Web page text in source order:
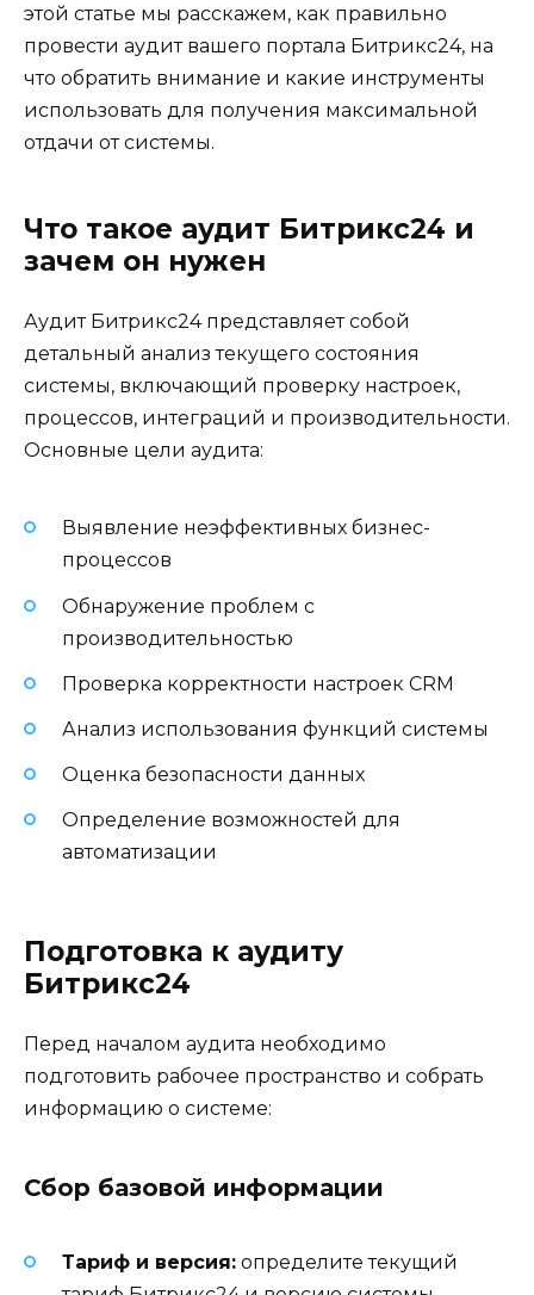
этой статье мы расскажем, как правильно
провести аудит вашего портала Битрикс24, на
что обратить внимание и какие инструменты
использовать для получения максимальной
отдачи от системы.
Что такое аудит Битрикс24 и
зачем он нужен
Аудит Битрикс24 представляет собой
детальный анализ текущего состояния
системы, включающий проверку настроек,
процессов, интеграций и производительности.
Основные цели аудита:
Выявление неэффективных бизнес-
процессов
Обнаружение проблем с
производительностью
Проверка корректности настроек CRM
Анализ использования функций системы
Оценка безопасности данных
Определение возможностей для
автоматизации
Подготовка к аудиту
Битрикс24
Перед началом аудита необходимо
подготовить рабочее пространство и собрать
информацию о системе:
Сбор базовой информации
Тариф и версия: определите текущий